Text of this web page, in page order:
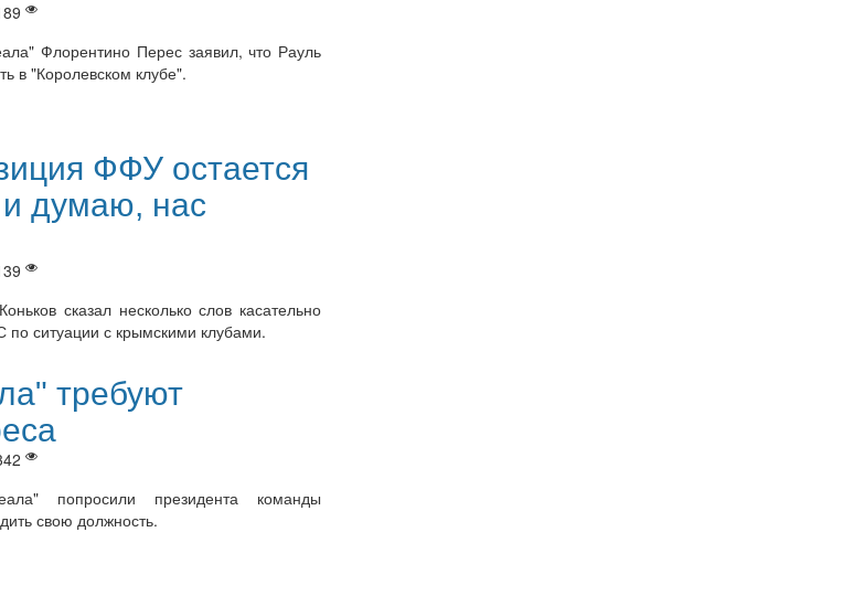
Флорентино Перес заявил, что Рауль
в "Королевском клубе".
ФФУ остается
думаю, нас
сказал несколько слов касательно
по ситуации с крымскими клубами.
требуют
попросили президента команды
свою должность.